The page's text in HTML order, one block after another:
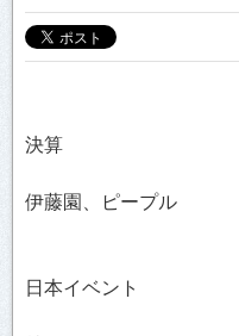
決算
伊藤園、ピープル
日本イベント